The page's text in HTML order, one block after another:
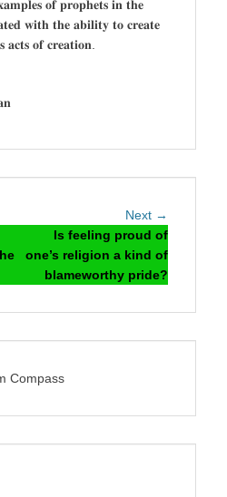
𝐨𝐟 𝐩𝐫𝐨𝐩𝐡𝐞𝐭𝐬 𝐢𝐧 𝐭𝐡𝐞
𝐰𝐢𝐭𝐡 𝐭𝐡𝐞 𝐚𝐛𝐢𝐥𝐢𝐭𝐲 𝐭𝐨 𝐜𝐫𝐞𝐚𝐭𝐞
𝐨𝐟 𝐜𝐫𝐞𝐚𝐭𝐢𝐨𝐧.
Next →
post:
Is feeling proud of
one’s religion a kind of
blameworthy pride?
Compass